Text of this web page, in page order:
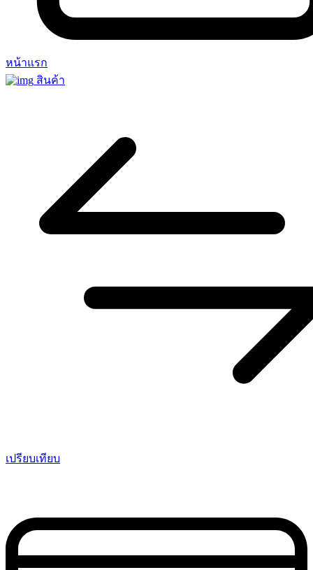
หน้าแรก
สินค้า
เปรียบเทียบ